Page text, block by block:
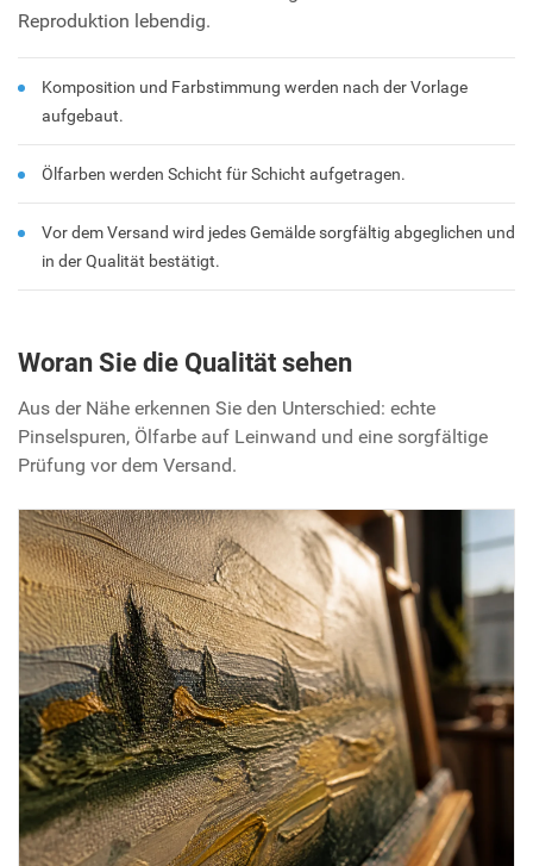
Reproduktion lebendig.
Komposition und Farbstimmung werden nach der Vorlage
aufgebaut.
Ölfarben werden Schicht für Schicht aufgetragen.
Vor dem Versand wird jedes Gemälde sorgfältig abgeglichen und
in der Qualität bestätigt.
Woran Sie die Qualität sehen
Aus der Nähe erkennen Sie den Unterschied: echte
Pinselspuren, Ölfarbe auf Leinwand und eine sorgfältige
Prüfung vor dem Versand.